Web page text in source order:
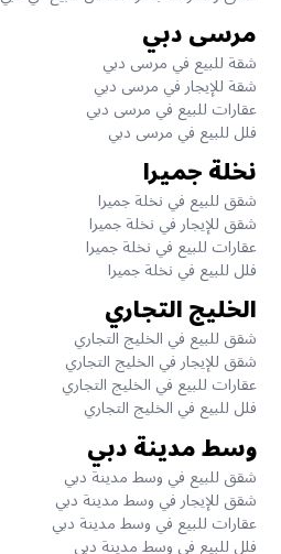
مرسى دبي
شقة للبيع في مرسى دبي
شقة للإيجار في مرسى دبي
عقارات للبيع في مرسى دبي
فلل للبيع في مرسى دبي
نخلة جميرا
شقق للبيع في نخلة جميرا
شقق للإيجار في نخلة جميرا
عقارات للبيع في نخلة جميرا
فلل للبيع في نخلة جميرا
الخليج التجاري
شقق للبيع في الخليج التجاري
شقق للإيجار في الخليج التجاري
عقارات للبيع في الخليج التجاري
فلل للبيع في الخليج التجاري
وسط مدينة دبي
شقق للبيع في وسط مدينة دبي
شقق للإيجار في وسط مدينة دبي
عقارات للبيع في وسط مدينة دبي
فلل للبيع في وسط مدينة دبي